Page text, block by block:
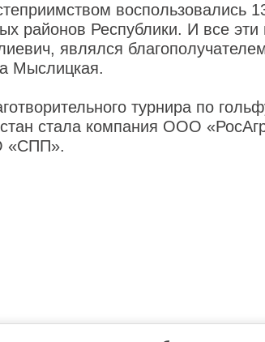
воспользовались
районов Республики. И все
являлся
Мыслицкая.
турнира по
стала компания ООО
«СПП».